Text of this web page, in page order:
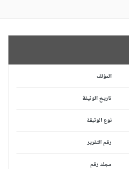
المؤلف
تاريخ الوثيقة
نوع الوثيقة
رقم التقرير
مجلد رقم